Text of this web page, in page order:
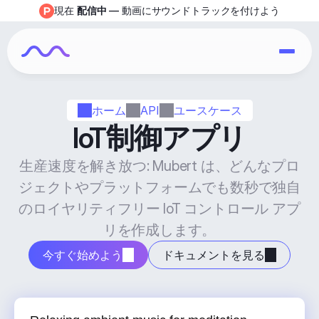
ホーム API ユースケース
IoT制御アプリ
生産速度を解き放つ: Mubert は、どんなプロ
ジェクトやプラットフォームでも数秒で独自
のロイヤリティフリー IoT コントロール アプ
リを作成します。
今すぐ始めよう ドキュメントを見る
現在 配信中 — 動画にサウンドトラックを付けよう